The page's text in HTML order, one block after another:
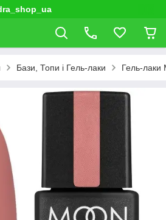
Бази, Топи і Гель-лаки Гель-лаки